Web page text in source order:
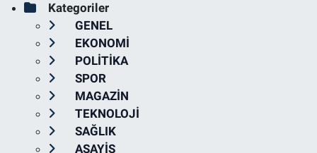
Kategoriler
GENEL
EKONOMİ
POLİTİKA
SPOR
MAGAZİN
TEKNOLOJİ
SAĞLIK
ASAYİŞ